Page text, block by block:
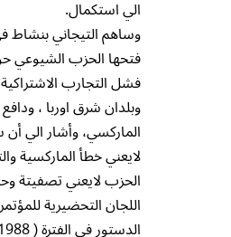
الي استكمال.
وساهم التيجاني بنشاط
فتحها الحزب الشيوعي
فشل التجارب
وبلدان شرق اوربا ،
الماركسي، وأشار الي
لايعني خطأ الماركسية
الحزب لايعني تصفيتة
اللجان التحضيرية